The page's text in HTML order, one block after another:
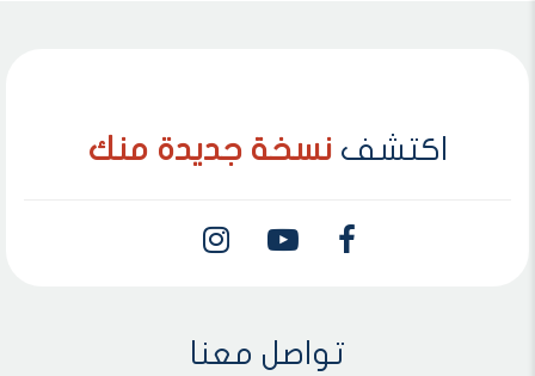
اكتشف نسخة جديدة منك
تواصل معنا